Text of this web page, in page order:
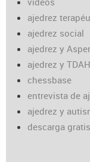
ajedrez
ajedrez social
ajedrez y
ajedrez y TDAH
chessbase
entrevista de
ajedrez y
descarga